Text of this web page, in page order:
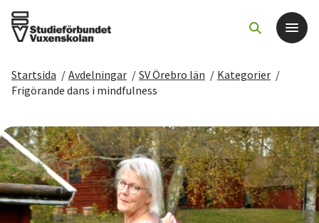
Det här gör vi
För dig som
Sök kurser och evenemang
Om SV
Startsida / Avdelningar / SV Örebro län / Kategorier /
Frigörande dans i mindfulness